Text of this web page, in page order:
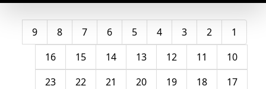
1
2
3
4
5
6
7
8
9
10
11
12
13
14
15
16
17
18
19
20
21
22
23